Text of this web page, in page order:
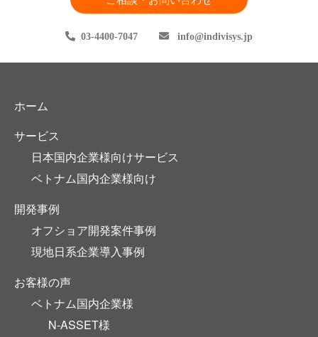
03-4400-7047 info indivisys.jp
ホーム
サービス
日本国内企業様向けサービス
ベトナム国内企業様向け
開発事例
オフショア開発案件事例
現地日系企業導入事例
お客様の声
ベトナム国内企業様
N-ASSET様